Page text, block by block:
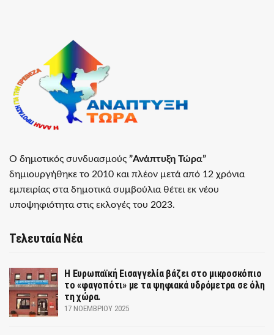
Ο δημοτικός συνδυασμούς ”Ανάπτυξη Τώρα”
δημιουργήθηκε το 2010 και πλέον μετά από 12 χρόνια
εμπειρίας στα δημοτικά συμβούλια θέτει εκ νέου
υποψηφιότητα στις εκλογές του 2023.
Τελευταία Νέα
Η Ευρωπαϊκή Εισαγγελία βάζει στο μικροσκόπιο
το «φαγοπότι» με τα ψηφιακά υδρόμετρα σε όλη
τη χώρα.
17 ΝΟΕΜΒΡΊΟΥ 2025